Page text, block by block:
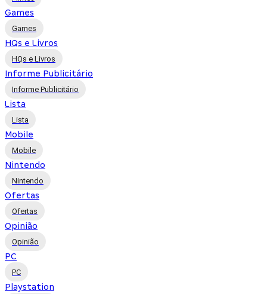
Games
Games
HQs e Livros
HQs e Livros
Informe Publicitário
Informe Publicitário
Lista
Lista
Mobile
Mobile
Nintendo
Nintendo
Ofertas
Ofertas
Opinião
Opinião
PC
PC
Playstation